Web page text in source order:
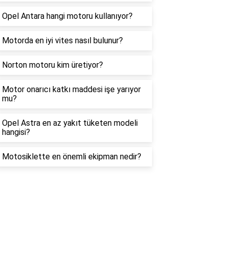
Opel Antara hangi motoru kullanıyor?
Motorda en iyi vites nasıl bulunur?
Norton motoru kim üretiyor?
Motor onarıcı katkı maddesi işe yarıyor
mu?
Opel Astra en az yakıt tüketen modeli
hangisi?
Motosiklette en önemli ekipman nedir?